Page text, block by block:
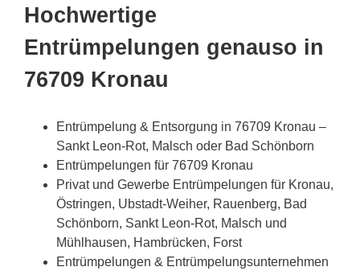
Hochwertige
Entrümpelungen genauso in
76709 Kronau
Entrümpelung & Entsorgung in 76709 Kronau –
Sankt Leon-Rot, Malsch oder Bad Schönborn
Entrümpelungen für 76709 Kronau
Privat und Gewerbe Entrümpelungen für Kronau,
Östringen, Ubstadt-Weiher, Rauenberg, Bad
Schönborn, Sankt Leon-Rot, Malsch und
Mühlhausen, Hambrücken, Forst
Entrümpelungen & Entrümpelungsunternehmen